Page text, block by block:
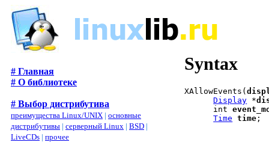
# Главная
# О библиотеке
# Выбор дистрибутива
преимущества Linux/UNIX | основные
дистрибутивы | серверный Linux | BSD |
LiveCDs | прочее
Syntax
XAllowEvents(
Display *
      int
Time
time ;